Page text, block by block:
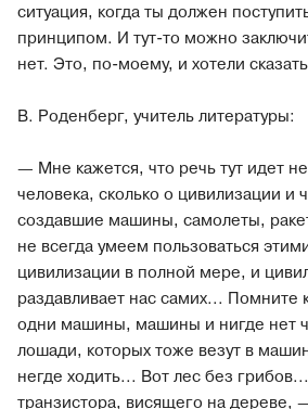
ситуация, когда ты должен
принципом. И тут-то можно
нет. Это, по-моему, и хотели
В. Роденберг, учитель литературы:
— Мне кажется, что речь тут идет не
человека, сколько о цивилизации
создавшие машины, самолеты,
не всегда умеем пользоваться
цивилизации в полной мере, и
раздавливает нас самих... Помните
одни машины, машины и нигде нет
лошади, которых тоже везут в
негде ходить... Вот лес без
транзистора, висящего на дереве,